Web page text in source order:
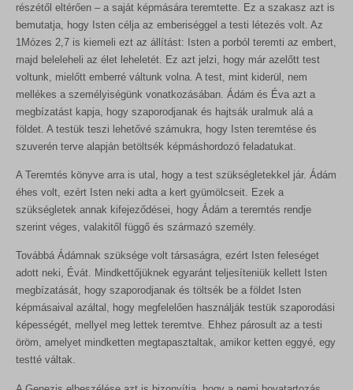
részétől eltérően – a saját képmására teremtette. Ez a szakasz azt is
bemutatja, hogy Isten célja az emberiséggel a testi létezés volt. Az
1Mózes 2,7 is kiemeli ezt az állítást: Isten a porból teremti az embert,
majd beleleheli az élet leheletét. Ez azt jelzi, hogy már azelőtt test
voltunk, mielőtt emberré váltunk volna. A test, mint kiderül, nem
mellékes a személyiségünk vonatkozásában. Ádám és Éva azt a
megbízatást kapja, hogy szaporodjanak és hajtsák uralmuk alá a
földet. A testük teszi lehetővé számukra, hogy Isten teremtése és
szuverén terve alapján betöltsék képmáshordozó feladatukat.
A Teremtés könyve arra is utal, hogy a test szükségletekkel jár. Ádám
éhes volt, ezért Isten neki adta a kert gyümölcseit. Ezek a
szükségletek annak kifejeződései, hogy Ádám a teremtés rendje
szerint véges, valakitől függő és származó személy.
Továbbá Ádámnak szüksége volt társaságra, ezért Isten feleséget
adott neki, Évát. Mindkettőjüknek egyaránt teljesíteniük kellett Isten
megbízatását, hogy szaporodjanak és töltsék be a földet Isten
képmásaival azáltal, hogy megfelelően használják testük szaporodási
képességét, mellyel meg lettek teremtve. Ehhez párosult az a testi
öröm, amelyet mindketten megtapasztaltak, amikor ketten eggyé, egy
testté váltak.